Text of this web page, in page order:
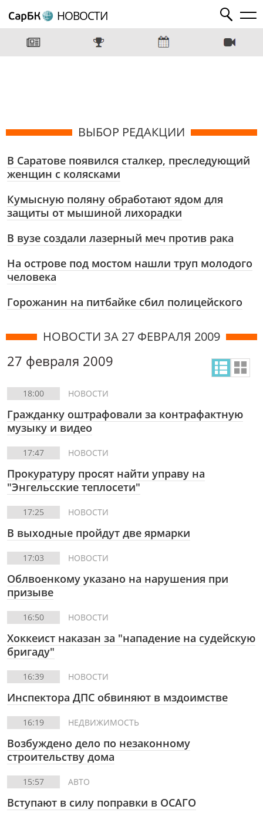
НОВОСТИ
ВЫБОР РЕДАКЦИИ
В Саратове появился сталкер, преследующий
женщин с колясками
Кумысную поляну обработают ядом для
защиты от мышиной лихорадки
В вузе создали лазерный меч против рака
На острове под мостом нашли труп молодого
человека
Горожанин на питбайке сбил полицейского
НОВОСТИ ЗА 27 ФЕВРАЛЯ 2009
27 февраля 2009
18:00 НОВОСТИ
Гражданку оштрафовали за контрафактную
музыку и видео
17:47 НОВОСТИ
Прокуратуру просят найти управу на
"Энгельсские теплосети"
17:25 НОВОСТИ
В выходные пройдут две ярмарки
17:03 НОВОСТИ
Облвоенкому указано на нарушения при
призыве
16:50 НОВОСТИ
Хоккеист наказан за "нападение на судейскую
бригаду"
16:39 НОВОСТИ
Инспектора ДПС обвиняют в мздоимстве
16:19 НЕДВИЖИМОСТЬ
Возбуждено дело по незаконному
строительству дома
15:57 АВТО
Вступают в силу поправки в ОСАГО